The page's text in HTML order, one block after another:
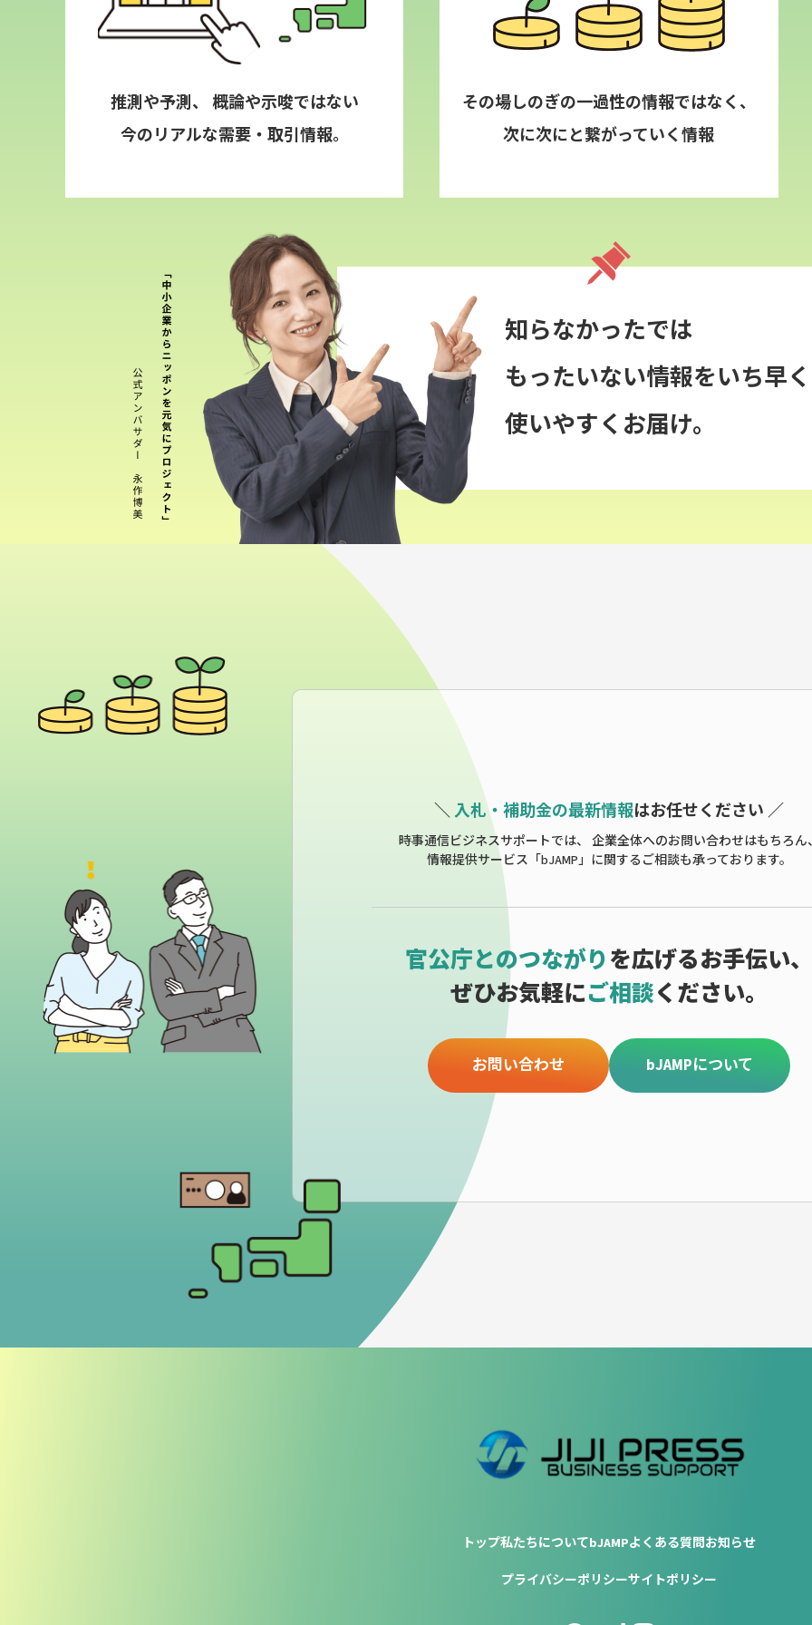
推測や予測、 概論や示唆ではない
今のリアルな需要・取引情報。
その場しのぎの一過性の情報ではなく、
次に次にと繋がっていく情報
知らなかったでは
もったいない情報をいち早
使いやすくお届け。
入札・補助金の最新情報はお任せください
時事通信ビジネスサポートでは、 企業全体へのお問い合わせはもちろん
情報提供サービス「bJAMP」に関する ご相談も承っております。
官公庁とのつながりを広げるお手伝い、
ぜひお気軽にご相談ください。
お問い合わせ bJAMPについて
トップ私たちについてbJAMPよくある質問お知らせ
プライバシーポリシーサイトポリシー